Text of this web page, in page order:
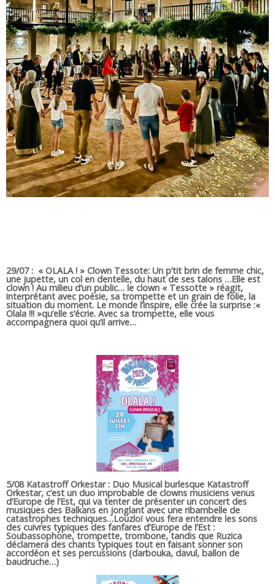
29/07 : « OLALA ! » Clown Tessote: Un p’tit brin de femme chic,
une jupette, un col en dentelle, du haut de ses talons …Elle est
clown ! Au milieu d’un public… le clown « Tessotte » réagit,
interprétant avec poésie, sa trompette et un grain de folie, la
situation du moment. Le monde l’inspire, elle crée la surprise :«
Olala !!! »qu’elle s’écrie. Avec sa trompette, elle vous
accompagnera quoi qu’il arrive…
5/08 Katastroff Orkestar : Duo Musical burlesque Katastroff
Orkestar, c’est un duo improbable de clowns musiciens venus
d’Europe de l’Est, qui va tenter de présenter un concert des
musiques des Balkans en jonglant avec une ribambelle de
catastrophes techniques…Louzloï vous fera entendre les sons
des cuivres typiques des fanfares d’Europe de l’Est :
Soubassophone, trompette, trombone, tandis que Ruzica
déclamera des chants typiques tout en faisant sonner son
accordéon et ses percussions (darbouka, davul, ballon de
baudruche…)